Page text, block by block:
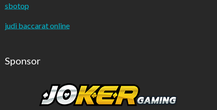
sbotop
judi baccarat online
Sponsor